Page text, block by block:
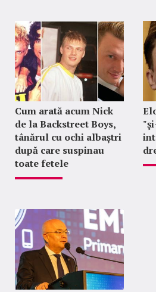
Cum arată acum Nick
de la Backstreet Boys,
tânărul cu ochi albaștri
după care suspinau
toate fetele